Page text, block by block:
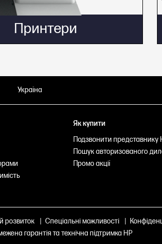
Принтери
Україна
Як купити
Подзвонити представнику
Пошук авторизованого
Промо акції
розвиток Спеціальні можливості
гарантія та технічна підтримка HP